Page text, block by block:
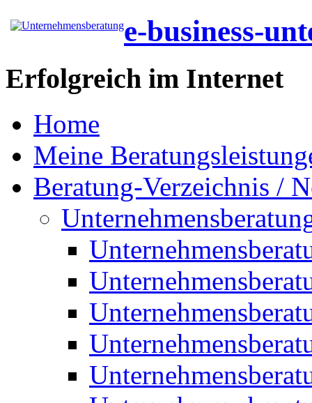
e-business-
Erfolgreich im Internet
Home
Meine
Beratung-Verzeichnis /